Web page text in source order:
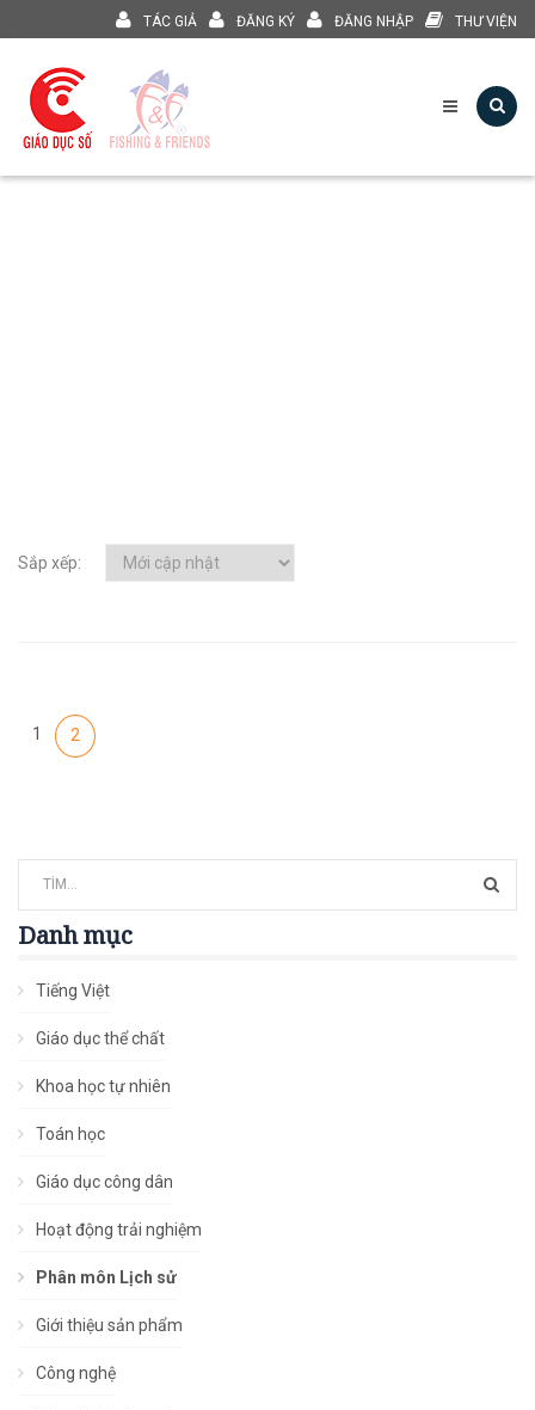
TÁC GIẢ ĐĂNG KÝ ĐĂNG NHẬP THƯ VIỆN
Sắp xếp:
1 2
Danh mục
Tiếng Việt
Giáo dục thể chất
Khoa học tự nhiên
Toán học
Giáo dục công dân
Hoạt động trải nghiệm
Phân môn Lịch sử
Giới thiệu sản phẩm
Công nghệ